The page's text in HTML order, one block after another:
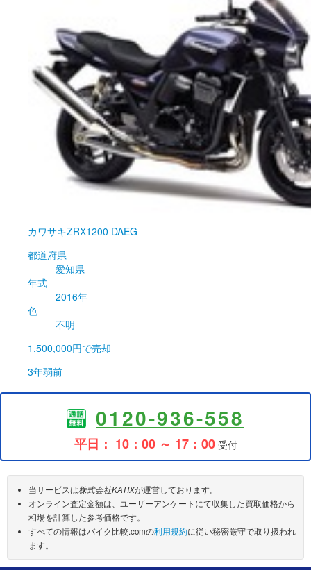
カワサキZRX1200 DAEG
都道府県
愛知県
年式
2016年
色
不明
1,500,000円で売却
3年弱前
0120-936-558
平日： 10：00 ～ 17：00受付
当サービスは株式会社KATIXが運営しております。
オンライン査定金額は、ユーザーアンケートにて収集した買取価格から
相場を計算した参考価格です。
すべての情報はバイク比較.comの利用規約に従い秘密厳守で取り扱われ
ます。